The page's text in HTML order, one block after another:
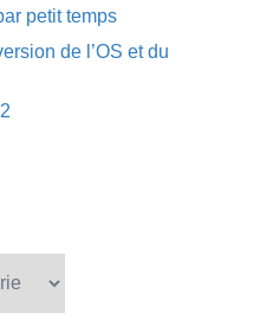
petit temps
de l’OS et du